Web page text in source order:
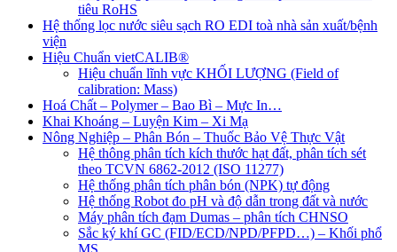
tiêu RoHS
Hệ thống lọc nước siêu sạch RO EDI​​ toà nhà sản xuất/bệnh
viện
Hiệu Chuẩn vietCALIB®
Hiệu chuẩn lĩnh vực KHỐI LƯỢNG (Field of
calibration: Mass)
Hoá Chất – Polymer – Bao Bì – Mực In…
Khai Khoáng – Luyện Kim – Xi Mạ
Nông Nghiệp – Phân Bón – Thuốc Bảo Vệ Thực Vật
Hệ thông phân tích kích thước hạt đất, phân tích sét
theo TCVN 6862-2012 (ISO 11277)
Hệ thống phân tích phân bón (NPK) tự động
Hệ thống Robot đo pH và độ dẫn trong đất và nước
Máy phân tích đạm Dumas – phân tích CHNSO
Sắc ký khí GC (FID/ECD/NPD/PFPD…) – Khối phổ
MS